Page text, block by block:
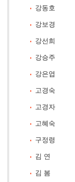
강동호
강보경
강선희
강승주
강은엽
고경숙
고경자
고혜숙
구정령
김 연
김 봄